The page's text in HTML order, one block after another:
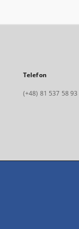
Telefon
(+48) 81 537 58 93